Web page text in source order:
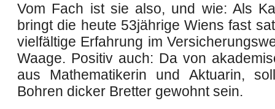
Vom Fach ist sie also, und wie: Als
bringt die heute 53jährige Wiens fast
vielfältige Erfahrung im
Waage. Positiv auch: Da von
aus Mathematikerin und Aktuarin,
Bohren dicker Bretter gewohnt sein.